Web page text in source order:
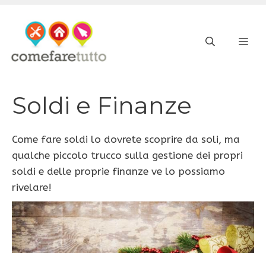
contenuto
Soldi e Finanze
Come fare soldi lo dovrete scoprire da soli, ma
qualche piccolo trucco sulla gestione dei propri
soldi e delle proprie finanze ve lo possiamo
rivelare!